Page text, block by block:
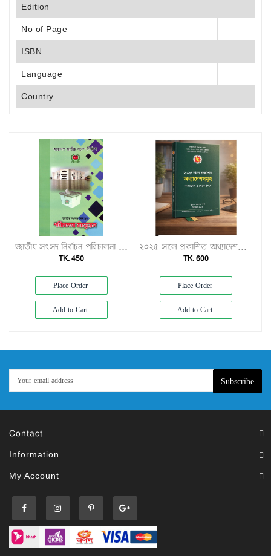
Edition
No of Page
ISBN
Language
Country
জাতীয় সংসদ নির্বাচন পরিচালনা ম্যানুয়েল"
TK. 450
Place Order
Add to Cart
২০২৫ সালে প্রকাশিত অধ্যাদেশসমূহ (অধ্যাদেশ ১–৮০)"
TK. 600
Place Order
Add to Cart
Subscribe
Contact
Information
My Account